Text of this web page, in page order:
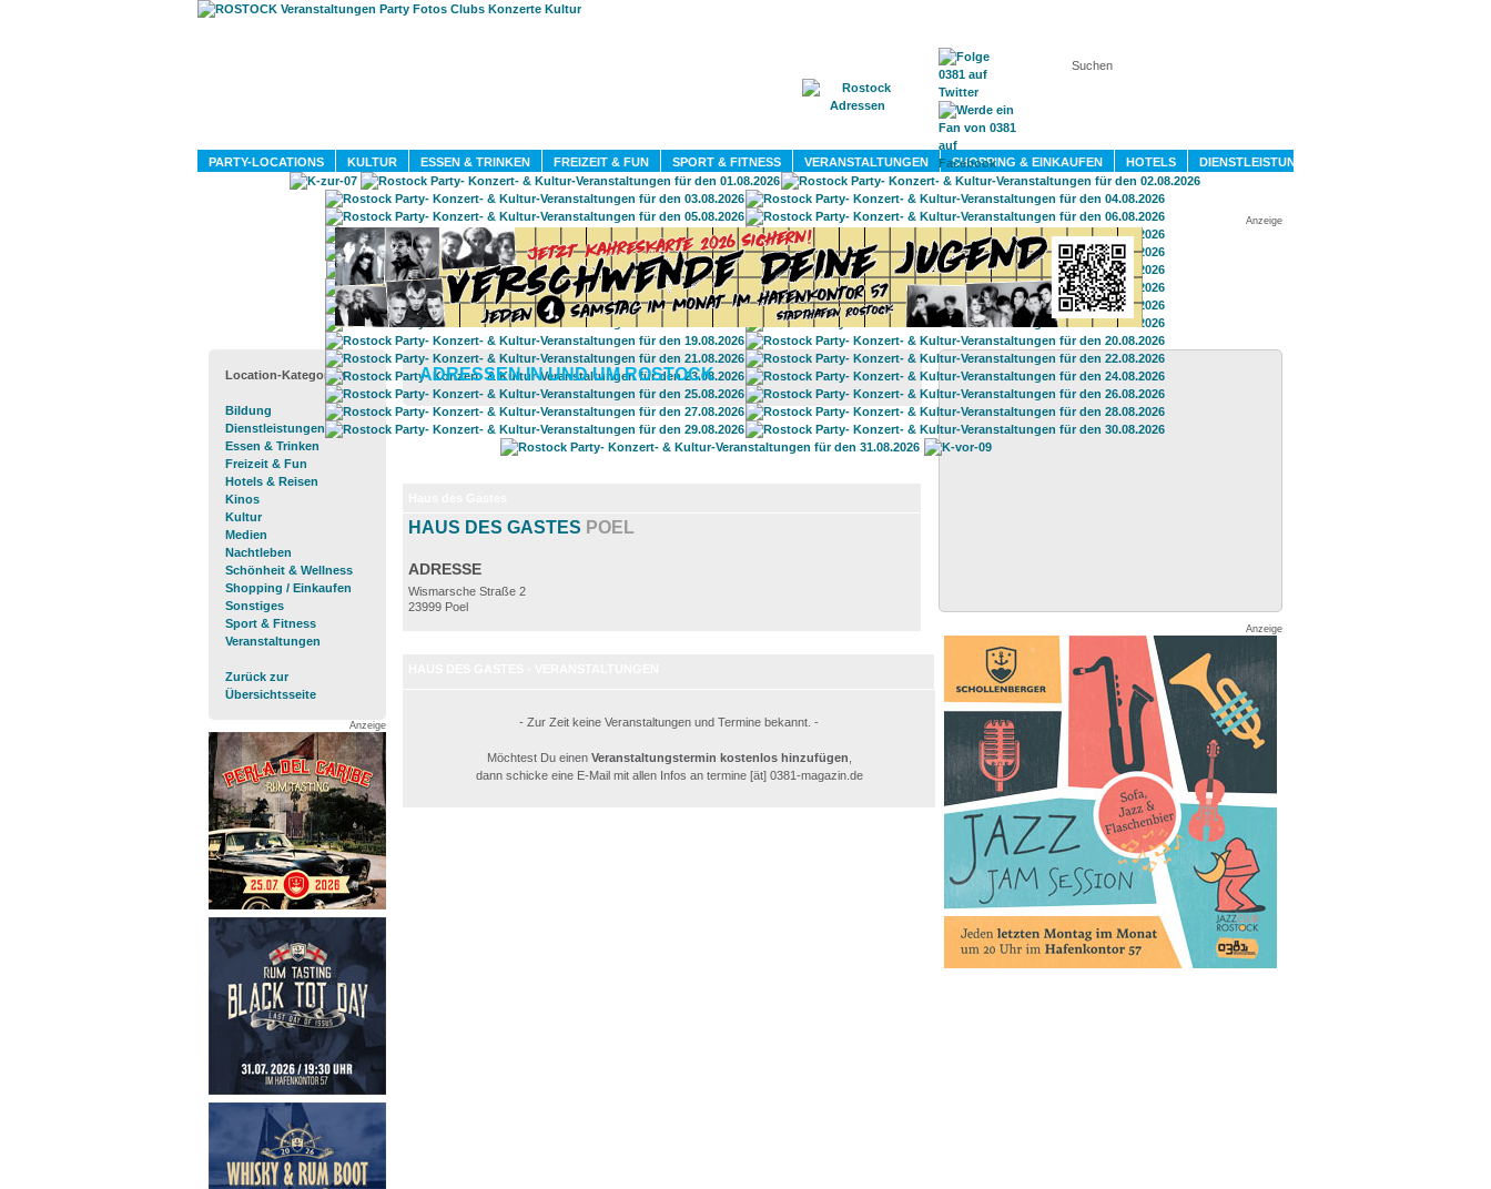
KONTAKT
PARTY-LOCATIONS KULTUR ESSEN & TRINKEN FREIZEIT & FUN SPORT & FITNESS VERANSTALTUNGEN SHOPPING & EINKAUFEN HOTELS DIENSTLEISTUNGEN
Anzeige
Location-Kategorien
Bildung
Dienstleistungen
Essen & Trinken
Freizeit & Fun
Hotels & Reisen
Kinos
Kultur
Medien
Nachtleben
Schönheit & Wellness
Shopping / Einkaufen
Sonstiges
Sport & Fitness
Veranstaltungen
Zurück zur
Übersichtsseite
Anzeige
Anzeige
ADRESSEN IN UND UM ROSTOCK
HAUS DES GASTES POEL
ADRESSE
Wismarsche Straße 2
23999 Poel
- Zur Zeit keine Veranstaltungen und Termine bekannt. -
Möchtest Du einen Veranstaltungstermin kostenlos hinzufügen
dann schicke eine E-Mail mit allen Infos an termine [ät] 0381-magazin.de